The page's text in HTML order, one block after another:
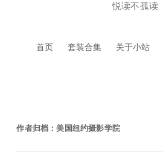
悦读不孤读
首页 套装合集 关于小站
作者归档：美国纽约摄影学院